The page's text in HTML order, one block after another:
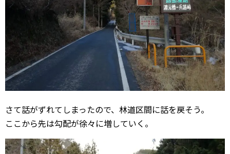
さて話がずれてしまったので、林道区間に話を戻そう。
ここから先は勾配が徐々に増していく。